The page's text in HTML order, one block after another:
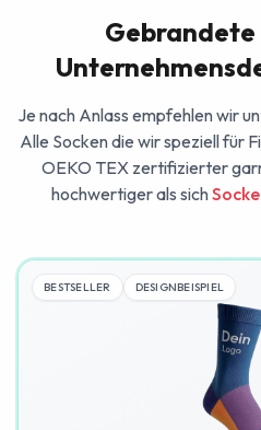
Gebrandete
Je nach Anlass empfehlen wir
Alle Socken die wir speziell für
OEKO TEX zertifizierter
hochwertiger als sich
BESTSELLER DESIGNBEISPIEL